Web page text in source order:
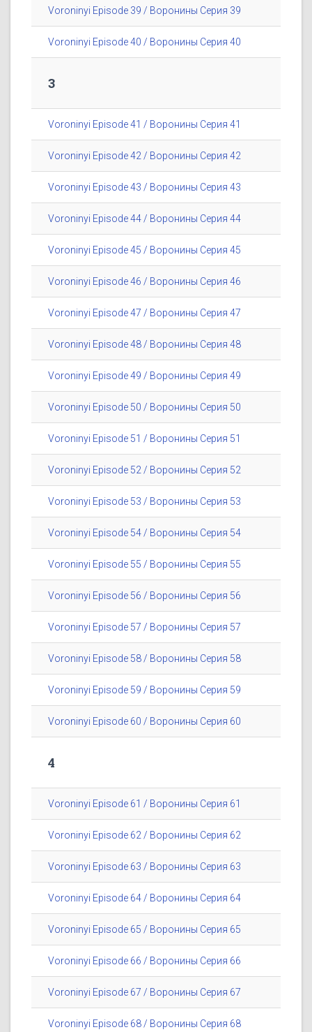
Voroninyi Episode 39 / Воронины Серия 39
Voroninyi Episode 40 / Воронины Серия 40
3
Voroninyi Episode 41 / Воронины Серия 41
Voroninyi Episode 42 / Воронины Серия 42
Voroninyi Episode 43 / Воронины Серия 43
Voroninyi Episode 44 / Воронины Серия 44
Voroninyi Episode 45 / Воронины Серия 45
Voroninyi Episode 46 / Воронины Серия 46
Voroninyi Episode 47 / Воронины Серия 47
Voroninyi Episode 48 / Воронины Серия 48
Voroninyi Episode 49 / Воронины Серия 49
Voroninyi Episode 50 / Воронины Серия 50
Voroninyi Episode 51 / Воронины Серия 51
Voroninyi Episode 52 / Воронины Серия 52
Voroninyi Episode 53 / Воронины Серия 53
Voroninyi Episode 54 / Воронины Серия 54
Voroninyi Episode 55 / Воронины Серия 55
Voroninyi Episode 56 / Воронины Серия 56
Voroninyi Episode 57 / Воронины Серия 57
Voroninyi Episode 58 / Воронины Серия 58
Voroninyi Episode 59 / Воронины Серия 59
Voroninyi Episode 60 / Воронины Серия 60
4
Voroninyi Episode 61 / Воронины Серия 61
Voroninyi Episode 62 / Воронины Серия 62
Voroninyi Episode 63 / Воронины Серия 63
Voroninyi Episode 64 / Воронины Серия 64
Voroninyi Episode 65 / Воронины Серия 65
Voroninyi Episode 66 / Воронины Серия 66
Voroninyi Episode 67 / Воронины Серия 67
Voroninyi Episode 68 / Воронины Серия 68